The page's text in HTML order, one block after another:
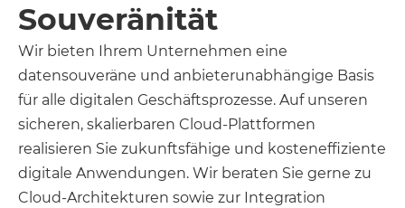
Souveränität
Wir bieten Ihrem Unternehmen eine
datensouveräne und anbieterunabhängige Basis
für alle digitalen Geschäftsprozesse. Auf unseren
sicheren, skalierbaren Cloud-Plattformen
realisieren Sie zukunftsfähige und kosteneffiziente
digitale Anwendungen. Wir beraten Sie gerne zu
Cloud-Architekturen sowie zur Integration